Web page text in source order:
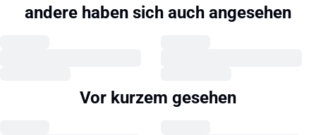
andere haben sich auch angesehen
Vor kurzem gesehen